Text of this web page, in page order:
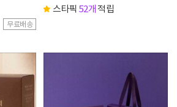
무료배송
스타픽 52개적립